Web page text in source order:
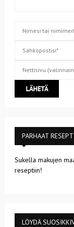
PARHAAT
Sukella makujen
reseptiin!
LÖYDÄ